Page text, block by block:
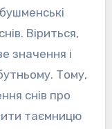
Віриться,
значення і
Тому,
снів про
таємницю